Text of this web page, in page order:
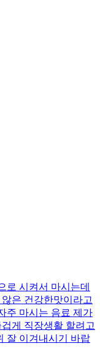
로 시켜서 마시는데
은 건강한맛이라고
주 마시는 음료 제가
게 직장생활 할려고
잘 이겨내시기 바랍